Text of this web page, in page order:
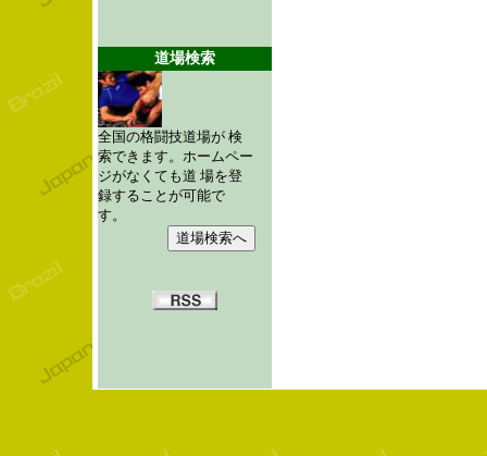
道場検索
全国の格闘技道場が 検
索できます。ホームペー
ジがなくても道 場を登
録することが可能で
す。